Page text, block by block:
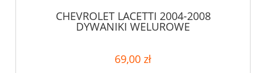
CHEVROLET LACETTI 2004-2008
DYWANIKI WELUROWE
69,00 zł